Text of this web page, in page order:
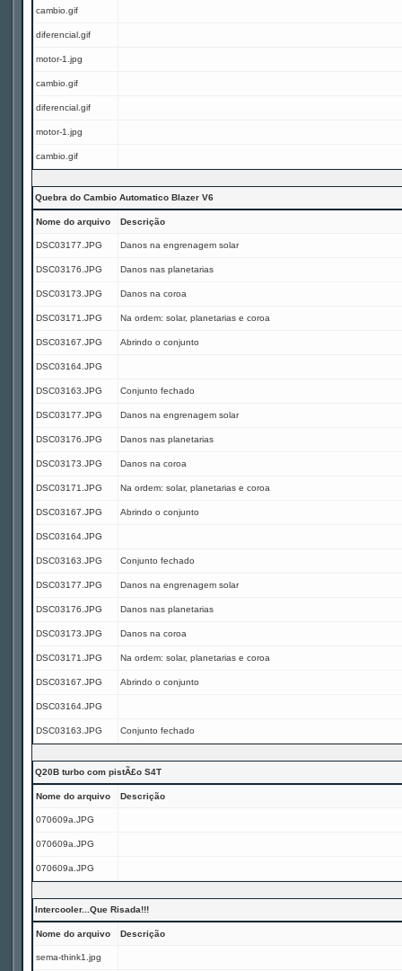
cambio.gif
diferencial.gif
motor-1.jpg
cambio.gif
diferencial.gif
motor-1.jpg
cambio.gif
Quebra do Cambio Automatico Blazer V6
Nome do arquivo Descrição
DSC03177.JPG Danos na engrenagem solar
DSC03176.JPG Danos nas planetarias
DSC03173.JPG Danos na coroa
DSC03171.JPG Na ordem: solar, planetarias e coroa
DSC03167.JPG Abrindo o conjunto
DSC03164.JPG
DSC03163.JPG Conjunto fechado
DSC03177.JPG Danos na engrenagem solar
DSC03176.JPG Danos nas planetarias
DSC03173.JPG Danos na coroa
DSC03171.JPG Na ordem: solar, planetarias e coroa
DSC03167.JPG Abrindo o conjunto
DSC03164.JPG
DSC03163.JPG Conjunto fechado
DSC03177.JPG Danos na engrenagem solar
DSC03176.JPG Danos nas planetarias
DSC03173.JPG Danos na coroa
DSC03171.JPG Na ordem: solar, planetarias e coroa
DSC03167.JPG Abrindo o conjunto
DSC03164.JPG
DSC03163.JPG Conjunto fechado
Q20B turbo com pistÃ£o S4T
Nome do arquivo Descrição
070609a.JPG
070609a.JPG
070609a.JPG
Intercooler...Que Risada!!!
Nome do arquivo Descrição
sema-think1.jpg